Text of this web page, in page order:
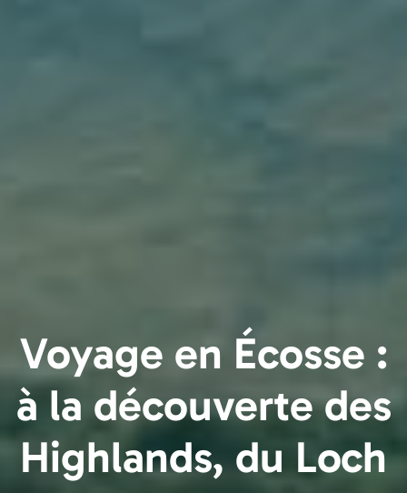
Voyage en Écosse :
à la découverte des
Highlands, du Loch